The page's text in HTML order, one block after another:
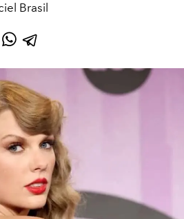
Brasil